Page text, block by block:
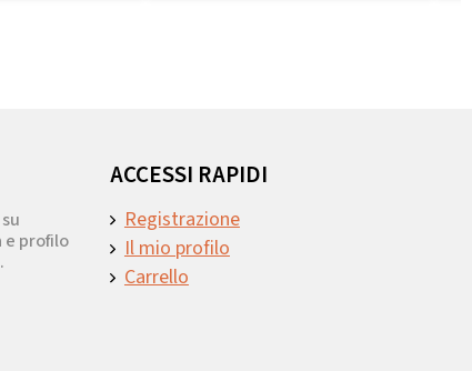
e profilo
ACCESSI RAPIDI
Registrazione
Il mio profilo
Carrello